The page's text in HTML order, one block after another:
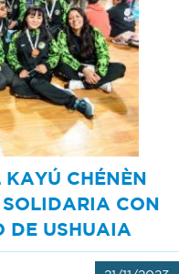
KAYÚ CHÉNÈN
CON
DE USHUAIA